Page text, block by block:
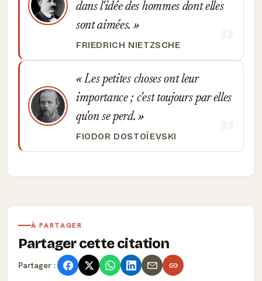
dans l'idée des hommes dont elles
sont aimées.
FRIEDRICH NIETZSCHE
Les petites choses ont leur
importance ; c'est toujours par elles
qu'on se perd.
FIODOR DOSTOÏEVSKI
À PARTAGER
Partager cette citation
Partager :